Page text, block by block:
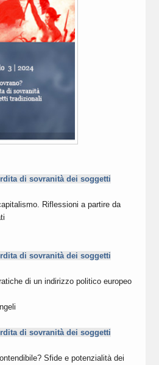
di sovranità dei soggetti
Riflessioni a partire da
di sovranità dei soggetti
di un indirizzo politico europeo
di sovranità dei soggetti
Sfide e potenzialità dei